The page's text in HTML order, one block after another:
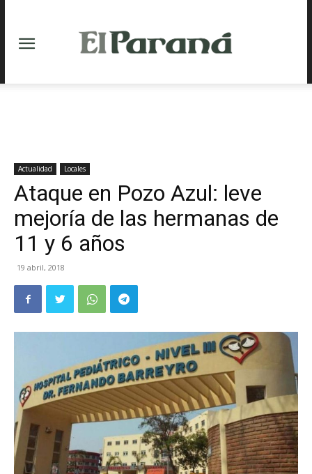
Actualidad Locales
Ataque en Pozo Azul: leve
mejoría de las hermanas de
11 y 6 años
19 abril, 2018